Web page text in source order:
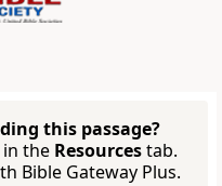
this passage?
the Resourcestab.
Bible Gateway Plus.